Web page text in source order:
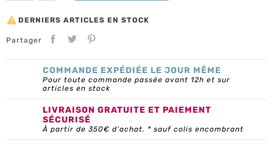
 DERNIERS ARTICLES EN STOCK
Partager
COMMANDE EXPÉDIÉE LE JOUR MÊME
Pour toute commande passée avant 12h et sur
articles en stock
LIVRAISON GRATUITE ET PAIEMENT
SÉCURISÉ
À partir de 350€ d’achat. * sauf colis encombrant